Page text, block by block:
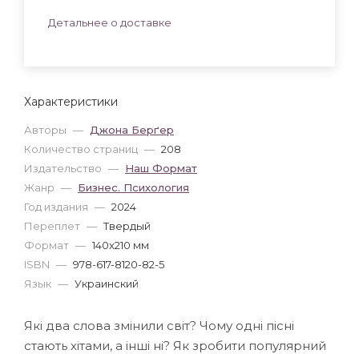
Характеристики
Авторы — Джона Берґер
Количество страниц — 208
Издательство — Наш Формат
Жанр — Бизнес. Психология
Год издания — 2024
Переплет — Твердый
Формат — 140x210 мм
ISBN — 978-617-8120-82-5
Язык — Украинский
Детальнее о доставке
Які два слова змінили світ? Чому одні пісні
стають хітами, а інші ні? Як зробити популярний